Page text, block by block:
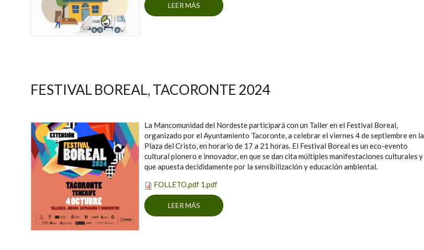
LEER MÁS
SOBRE UN GESTO CON MOTIVO DEL DÍA MUNDIAL DEL MEDIO
FESTIVAL BOREAL, TACORONTE 2024
La Mancomunidad del Nordeste participará con un Taller en el Festival Boreal,
organizado por el Ayuntamiento Tacoronte, a celebrar el viernes 4 de septiembre en la
Plaza del Cristo, en horario de 17 a 21 horas. El Festival Boreal es un eco-evento
cultural pionero e innovador, en que se dan cita múltiples manifestaciones culturales y
que apuesta decididamente por la sensibilización y educación ambiental.
FOLLETO.pdf 1.pdf
LEER MÁS SOBRE FESTIVAL BOREAL, TACORONTE 2024